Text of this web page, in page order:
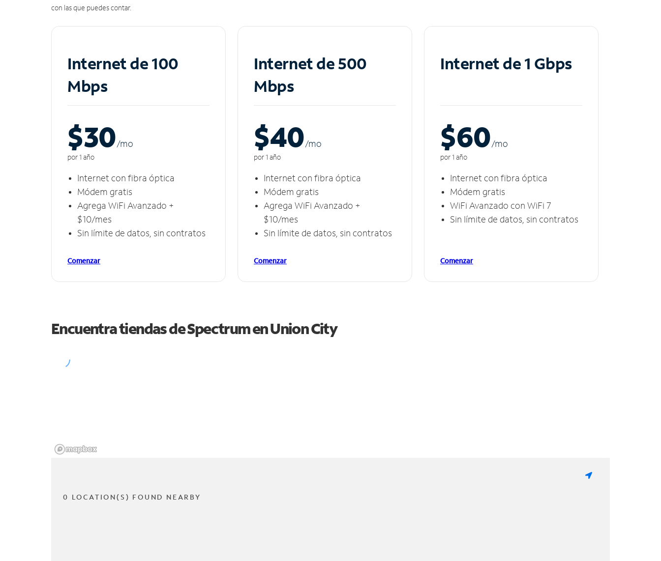
con las que puedes contar.
Internet de 100
Mbps
$30/mo
por 1 año
Internet con fibra óptica
Módem gratis
Agrega WiFi Avanzado +
$10/mes
Sin límite de datos, sin contratos
Comenzar
Internet de 500
Mbps
$40/mo
por 1 año
Internet con fibra óptica
Módem gratis
Agrega WiFi Avanzado +
$10/mes
Sin límite de datos, sin contratos
Comenzar
Internet de 1 Gbps
$60/mo
por 1 año
Internet con fibra óptica
Módem gratis
WiFi Avanzado con WiFi 7
Sin límite de datos, sin contratos
Comenzar
Encuentra tiendas de Spectrum enUnion City
0 LOCATION(S) FOUND NEARBY